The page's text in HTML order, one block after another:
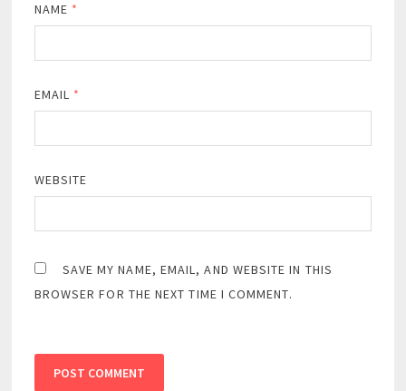
NAME *
EMAIL *
WEBSITE
SAVE MY NAME, EMAIL, AND WEBSITE IN THIS
BROWSER FOR THE NEXT TIME I COMMENT.